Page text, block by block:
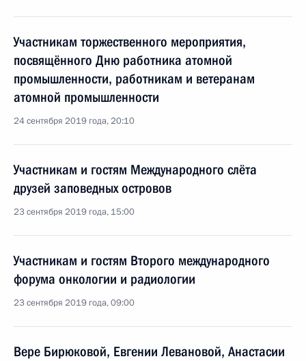
Участникам торжественного мероприятия,
посвящённого Дню работника атомной
промышленности, работникам и ветеранам
атомной промышленности
24 сентября 2019 года, 20:10
Участникам и гостям Международного слёта
друзей заповедных островов
23 сентября 2019 года, 15:00
Участникам и гостям Второго международного
форума онкологии и радиологии
23 сентября 2019 года, 09:00
Вере Бирюковой, Евгении Левановой, Анастасии